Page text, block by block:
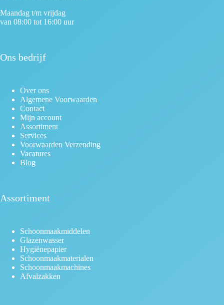
Maandag t/m vrijdag
van 08:00 tot 16:00 uur
Ons bedrijf
Over ons
Algemene Voorwaarden
Contact
Mijn account
Assortiment
Services
Voorwaarden Verzending
Vacatures
Blog
Assortiment
Schoonmaakmiddelen
Glazenwasser
Hygiënepapier
Schoonmaakmaterialen
Schoonmaakmachines
Afvalzakken